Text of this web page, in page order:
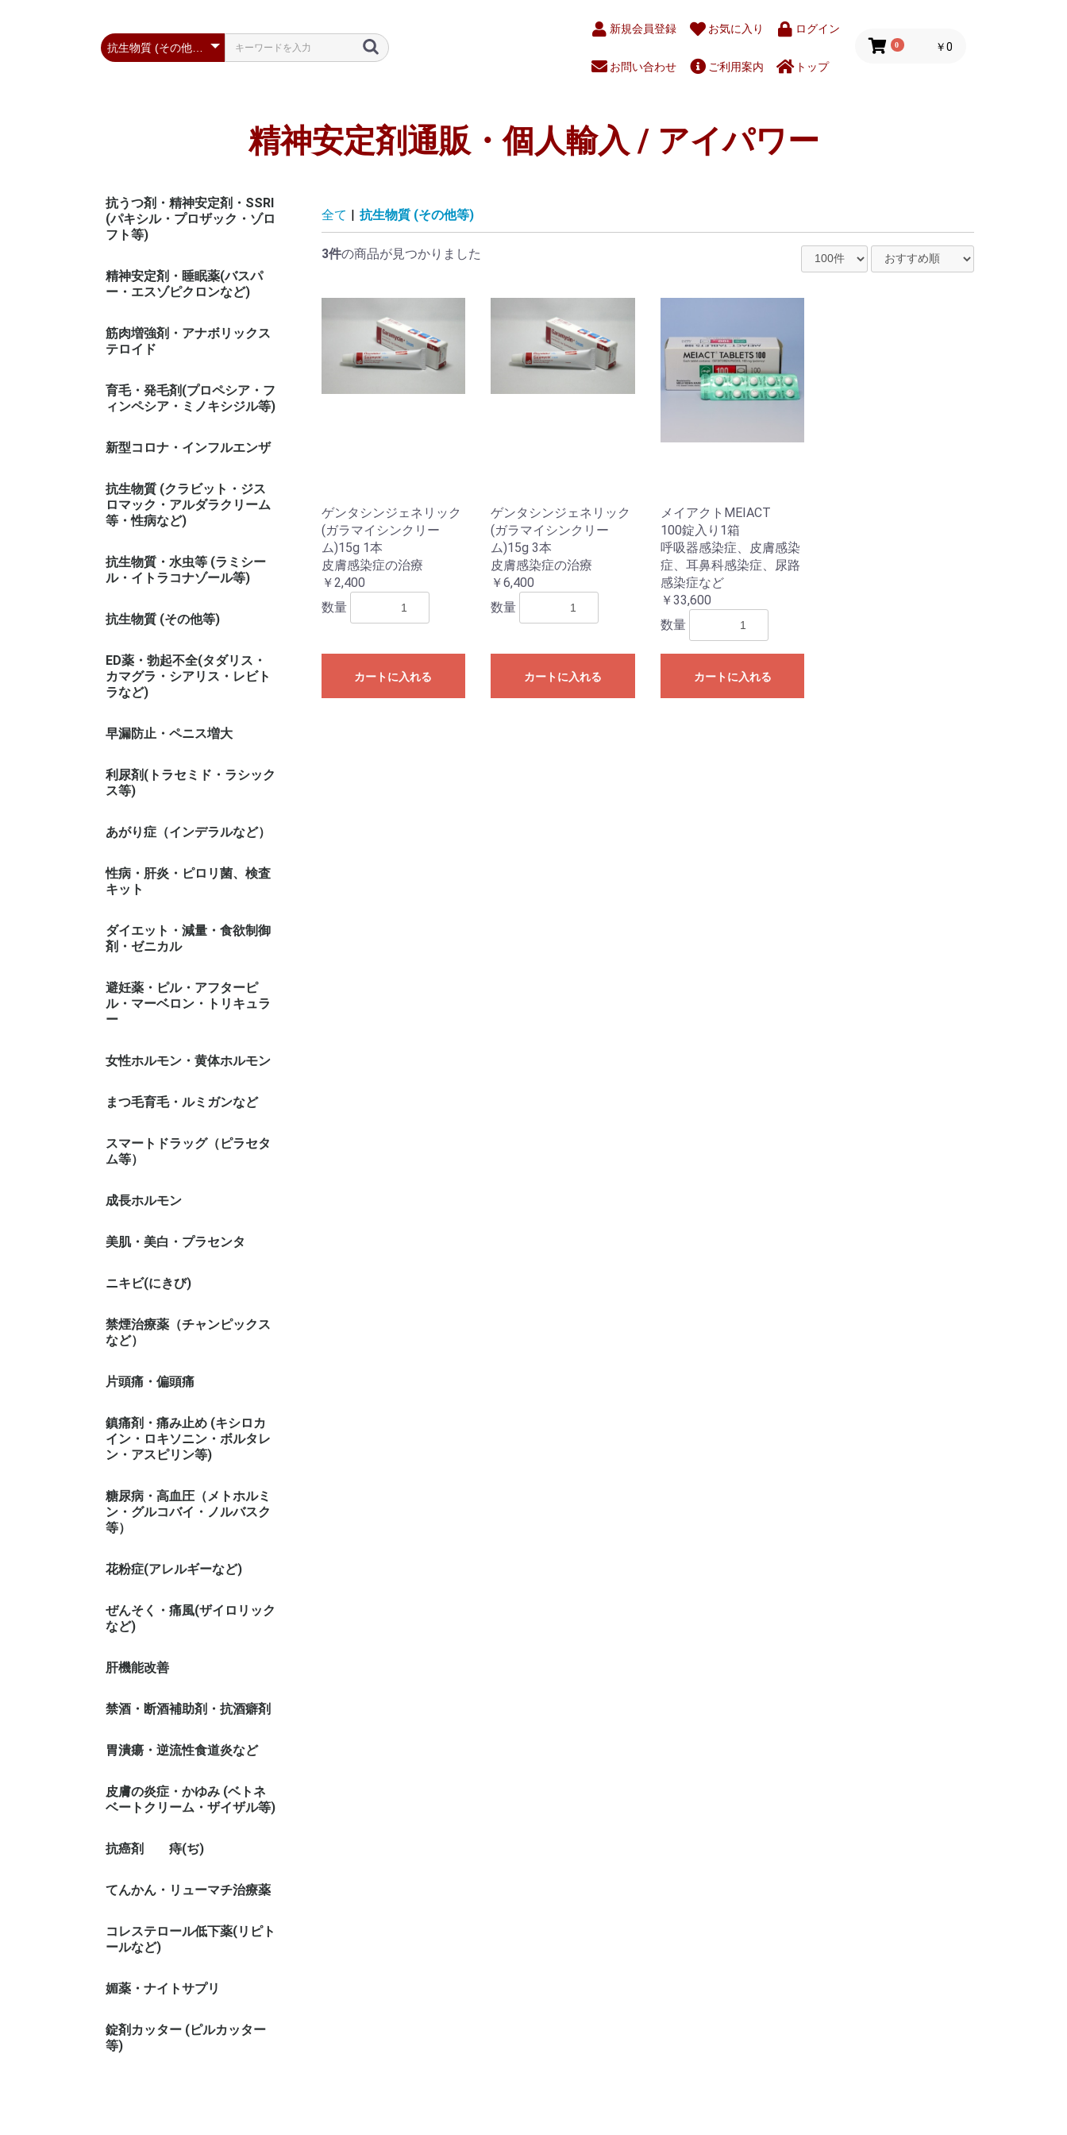
新規会員登録 お気に入り ログイン
お問い合わせ ご利用案内 トップ
0 ￥0
精神安定剤通販・個人輸入 / アイパワー
抗うつ剤・精神安定剤・SSRI
(パキシル・プロザック・ゾロ
フト等)
精神安定剤・睡眠薬(バスパ
ー・エスゾピクロンなど)
筋肉増強剤・アナボリックス
テロイド
育毛・発毛剤(プロペシア・フ
ィンペシア・ミノキシジル等)
新型コロナ・インフルエンザ
抗生物質 (クラビット・ジス
ロマック・アルダラクリーム
等・性病など)
抗生物質・水虫等 (ラミシー
ル・イトラコナゾール等)
抗生物質 (その他等)
ED薬・勃起不全(タダリス・
カマグラ・シアリス・レビト
ラなど)
早漏防止・ペニス増大
利尿剤(トラセミド・ラシック
ス等)
あがり症（インデラルなど）
性病・肝炎・ピロリ菌、検査
キット
ダイエット・減量・食欲制御
剤・ゼニカル
避妊薬・ピル・アフターピ
ル・マーベロン・トリキュラ
ー
女性ホルモン・黄体ホルモン
まつ毛育毛・ルミガンなど
スマートドラッグ（ピラセタ
ム等）
成長ホルモン
美肌・美白・プラセンタ
ニキビ(にきび)
禁煙治療薬（チャンピックス
など）
片頭痛・偏頭痛
鎮痛剤・痛み止め (キシロカ
イン・ロキソニン・ボルタレ
ン・アスピリン等)
糖尿病・高血圧（メトホルミ
ン・グルコバイ・ノルバスク
等）
花粉症(アレルギーなど)
ぜんそく・痛風(ザイロリック
など)
肝機能改善
禁酒・断酒補助剤・抗酒癖剤
胃潰瘍・逆流性食道炎など
皮膚の炎症・かゆみ (ベトネ
ベートクリーム・ザイザル等)
抗癌剤 痔(ぢ)
てんかん・リューマチ治療薬
コレステロール低下薬(リピト
ールなど)
媚薬・ナイトサプリ
錠剤カッター (ピルカッター
等)
全て 抗生物質 (その他等)
3件の商品が見つかりました
ゲンタシンジェネリック
(ガラマイシンクリー
ム)15g 1本
皮膚感染症の治療
￥2,400
数量
カートに入れる
ゲンタシンジェネリック
(ガラマイシンクリー
ム)15g 3本
皮膚感染症の治療
￥6,400
数量
カートに入れる
メイアクトMEIACT
100錠入り1箱
呼吸器感染症、皮膚感染
症、耳鼻科感染症、尿路
感染症など
￥33,600
数量
カートに入れる